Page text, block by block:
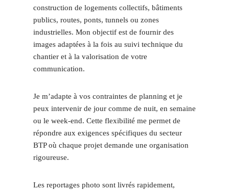
construction de logements collectifs, bâtiments
publics, routes, ponts, tunnels ou zones
industrielles. Mon objectif est de fournir des
images adaptées à la fois au suivi technique du
chantier et à la valorisation de votre
communication.
Je m’adapte à vos contraintes de planning et je
peux intervenir de jour comme de nuit, en semaine
ou le week-end. Cette flexibilité me permet de
répondre aux exigences spécifiques du secteur
BTP où chaque projet demande une organisation
rigoureuse.
Les reportages photo sont livrés rapidement,